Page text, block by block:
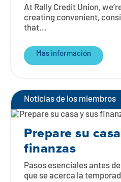
At Rally Credit Union,
creating convenient,
that...
Más información
Noticias de los miembros
Prepare su
finanzas
Pasos esenciales antes
que se acerca la